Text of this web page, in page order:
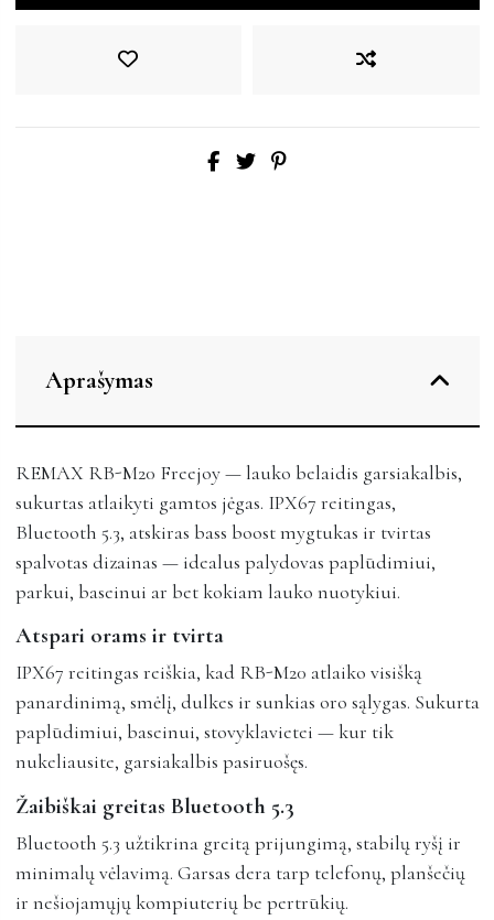
Aprašymas
REMAX RB-M20 Freejoy — lauko belaidis garsiakalbis,
sukurtas atlaikyti gamtos jėgas. IPX67 reitingas,
Bluetooth 5.3, atskiras bass boost mygtukas ir tvirtas
spalvotas dizainas — idealus palydovas paplūdimiui,
parkui, baseinui ar bet kokiam lauko nuotykiui.
Atspari orams ir tvirta
IPX67 reitingas reiškia, kad RB-M20 atlaiko visišką
panardinimą, smėlį, dulkes ir sunkias oro sąlygas. Sukurta
paplūdimiui, baseinui, stovyklavietei — kur tik
nukeliausite, garsiakalbis pasiruošęs.
Žaibiškai greitas Bluetooth 5.3
Bluetooth 5.3 užtikrina greitą prijungimą, stabilų ryšį ir
minimalų vėlavimą. Garsas dera tarp telefonų, planšečių
ir nešiojamųjų kompiuterių be pertrūkių.